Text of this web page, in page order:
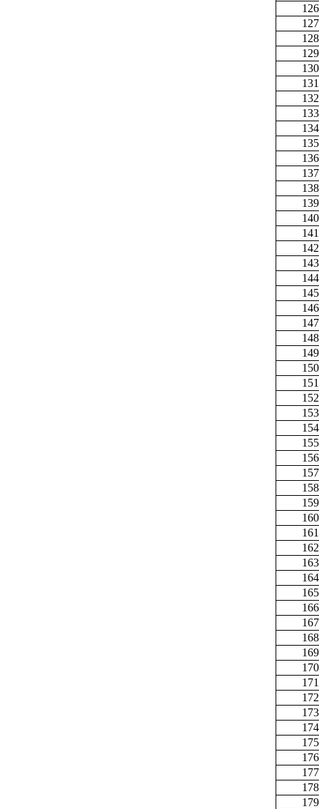
126
127
128
129
130
131
132
133
134
135
136
137
138
139
140
141
142
143
144
145
146
147
148
149
150
151
152
153
154
155
156
157
158
159
160
161
162
163
164
165
166
167
168
169
170
171
172
173
174
175
176
177
178
179